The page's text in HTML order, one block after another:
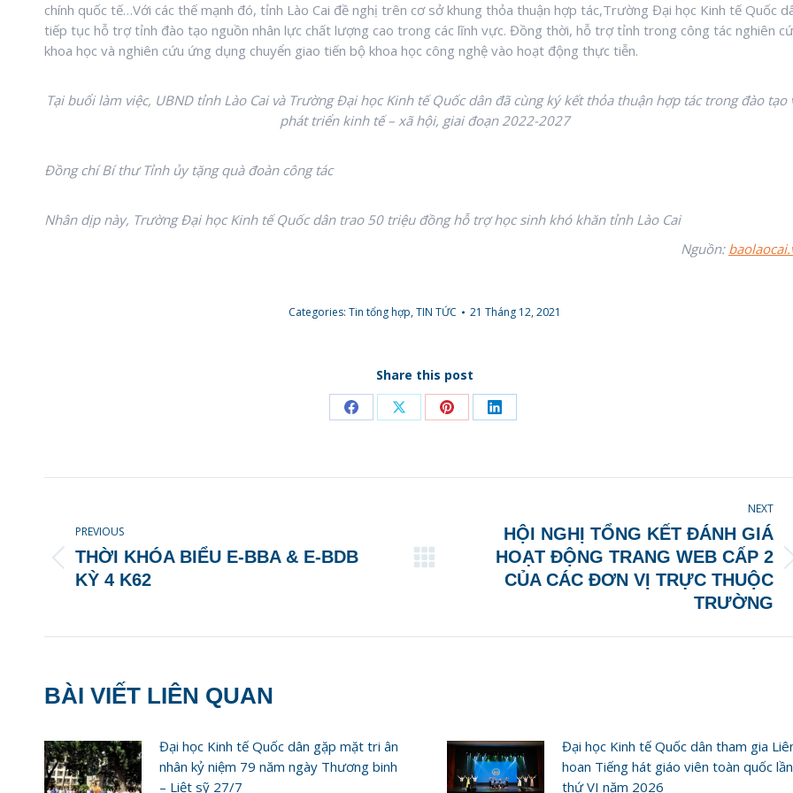
chính quốc tế…Với các thế mạnh đó, tỉnh Lào Cai đề nghị trên cơ sở khung thỏa thuận hợp tác,Trường Đại học Kinh tế Quốc
tiếp tục hỗ trợ tỉnh đào tạo nguồn nhân lực chất lượng cao trong các lĩnh vực. Đồng thời, hỗ trợ tỉnh trong công tác nghiên
khoa học và nghiên cứu ứng dụng chuyển giao tiến bộ khoa học công nghệ vào hoạt động thực tiễn.
Tại buổi làm việc, UBND tỉnh Lào Cai và Trường Đại học Kinh tế Quốc dân đã cùng ký kết thỏa thuận hợp tác trong đào tạo
phát triển kinh tế – xã hội, giai đoạn 2022-2027
Đồng chí Bí thư Tỉnh ủy tặng quà đoàn công tác
Nhân dịp này, Trường Đại học Kinh tế Quốc dân trao 50 triệu đồng hỗ trợ học sinh khó khăn tỉnh Lào Cai
Nguồn:
Categories: Tin tổng hợp,TIN TỨC 21 Tháng 12, 2021
Share this post
Share
Facebook
Share
X
Share
Pinterest
Share
LinkedIn
NAVIGATION
PREVIOUS
Previous
post:
THỜI KHÓA BIỂU E-BBA & E-BDB
KỲ 4 K62
NEXT
HỘI NGHỊ TỔNG KẾT ĐÁNH GIÁ
HOẠT ĐỘNG TRANG WEB CẤP 2
CỦA CÁC ĐƠN VỊ TRỰC THUỘC
TRƯỜNG
BÀI VIẾT LIÊN QUAN
Đại học Kinh tế Quốc dân gặp mặt tri ân
nhân kỷ niệm 79 năm ngày Thương binh
– Liệt sỹ 27/7
Đại học Kinh tế Quốc dân tham gia
hoan Tiếng hát giáo viên toàn quốc lần
thứ VI năm 2026